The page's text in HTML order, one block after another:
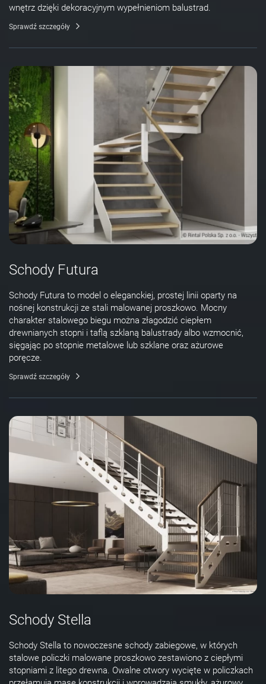
wnętrz dzięki dekoracyjnym wypełnieniom balustrad.
Sprawdź szczegóły
Schody Futura
Schody Futura to model o eleganckiej, prostej linii oparty na
nośnej konstrukcji ze stali malowanej proszkowo. Mocny
charakter stalowego biegu można złagodzić ciepłem
drewnianych stopni i taflą szklaną balustrady albo wzmocnić,
sięgając po stopnie metalowe lub szklane oraz ażurowe
poręcze.
Sprawdź szczegóły
Schody Stella
Schody Stella to nowoczesne schody zabiegowe, w których
stalowe policzki malowane proszkowo zestawiono z ciepłymi
stopniami z litego drewna. Owalne otwory wycięte w policzkach